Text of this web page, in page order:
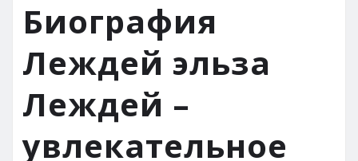
Биография
Леждей эльза
Леждей –
увлекательное